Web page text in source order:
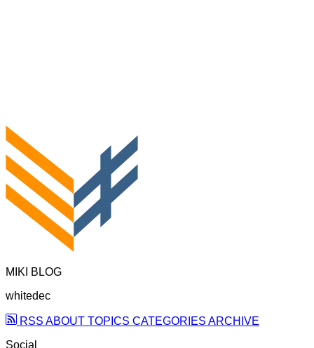
MIKI BLOG
whitedec
RSS ABOUT TOPICS CATEGORIES ARCHIVE
Social